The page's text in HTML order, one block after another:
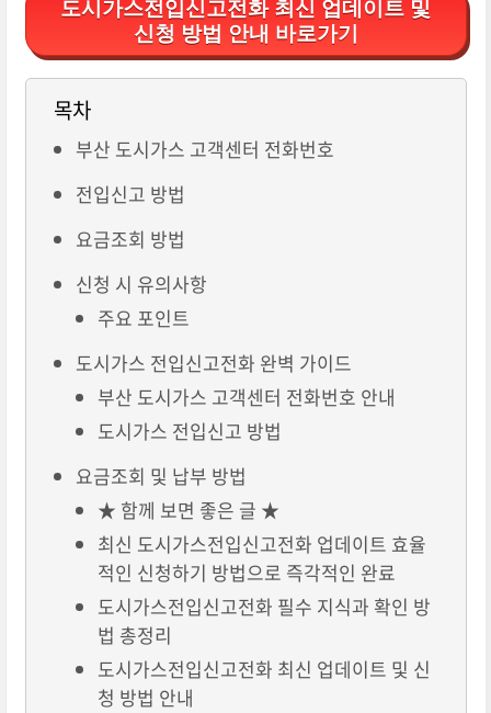
도시가스전입신고전화 최신 업데이트 및
신청 방법 안내 바로가기
목차
부산 도시가스 고객센터 전화번호
전입신고 방법
요금조회 방법
신청 시 유의사항
주요 포인트
도시가스 전입신고전화 완벽 가이드
부산 도시가스 고객센터 전화번호 안내
도시가스 전입신고 방법
요금조회 및 납부 방법
★ 함께 보면 좋은 글 ★
최신 도시가스전입신고전화 업데이트 효율
적인 신청하기 방법으로 즉각적인 완료
도시가스전입신고전화 필수 지식과 확인 방
법 총정리
도시가스전입신고전화 최신 업데이트 및 신
청 방법 안내